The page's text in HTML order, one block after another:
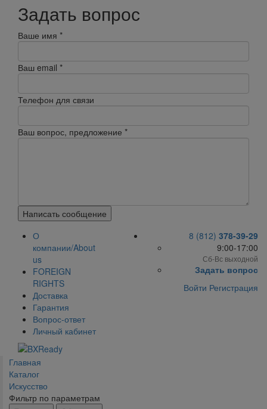
Задать вопрос
Ваше имя *
Ваш email *
Телефон для связи
Ваш вопрос, предложение *
Написать сообщение
О
компании/About
us
FOREIGN
RIGHTS
Доставка
Гарантия
Вопрос-ответ
Личный кабинет
8 (812) 378-39-29
9:00-17:00
Сб-Вс выходной
Задать вопрос
Войти Регистрация
Главная
Каталог
Искусство
Фильтр по параметрам